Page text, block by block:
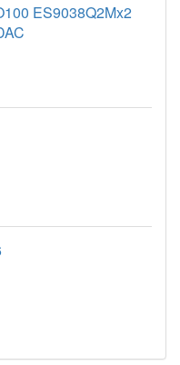
ES9038Q2Mx2